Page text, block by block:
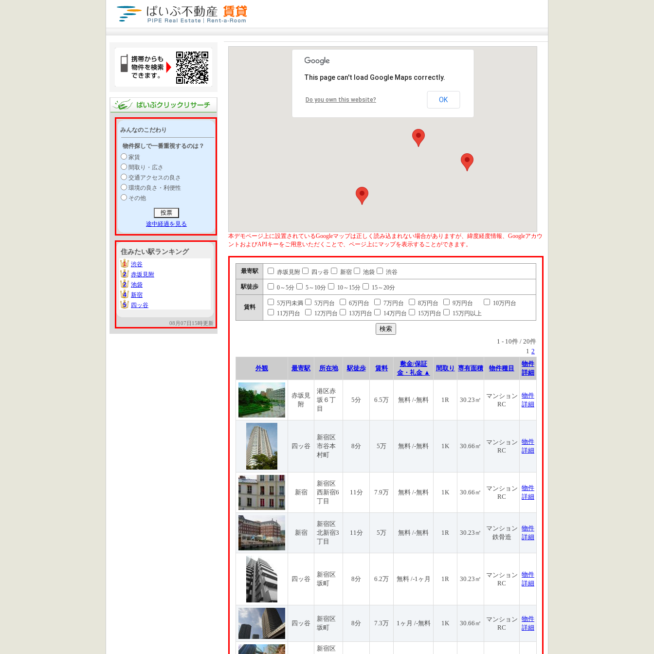
みんなのこだわり
物件探しで一番重視するのは？
家賃
間取り・広さ
交通アクセスの良さ
環境の良さ・利便性
その他
途中経過を見る
住みたい駅ランキング
1
1
渋谷
2
2
赤坂見附
2
2
池袋
4
4
新宿
5
5 四ッ谷
08月07日15時更新
This page can't load Google Maps correctly.
Do you own this website? OK
本デモページ上に設置されているGoogleマップは正しく読み込まれない場合がありますが、緯度経度情報、Googleアカウ
ントおよびAPIキーをご用意いただくことで、ページ上にマップを表示することができます。
最寄駅 赤坂見附 四ッ谷 新宿 池袋 渋谷
駅徒歩 0～5分 5～10分 10～15分 15～20分
賃料
5万円未満 5万円台 6万円台 7万円台 8万円台 9万円台
10万円台
11万円台
12万円台 13万円台 14万円台 15万円台 15万円以上
1 - 10件 / 20件
1 2
外観 最寄駅 所在地 駅徒歩 賃料
敷金/保証
金・礼金 ▲
間取り 専有面積 物件種目
物件
詳細
赤坂見
附
港区赤
坂６丁
目
5分 6.5万 無料 /-無料 1R 30.23㎡
マンション
RC
物件
詳細
四ッ谷
新宿区
市谷本
村町
8分 5万 無料 /-無料 1K 30.66㎡
マンション
RC
物件
詳細
新宿
新宿区
西新宿6
丁目
11分 7.9万 無料 /-無料 1K 30.66㎡
マンション
RC
物件
詳細
新宿
新宿区
北新宿3
丁目
11分 5万 無料 /-無料 1R 30.23㎡
マンション
鉄骨造
物件
詳細
四ッ谷
新宿区
坂町
8分 6.2万 無料 /-1ヶ月 1R 30.23㎡
マンション
RC
物件
詳細
四ッ谷
新宿区
坂町
8分 7.3万 1ヶ月 /-無料 1K 30.66㎡
マンション
RC
物件
詳細
新宿区